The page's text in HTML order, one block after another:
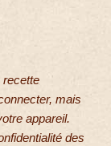
recette
mais
appareil.
des